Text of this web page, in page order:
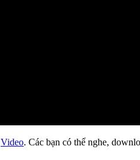
Video. Các bạn có thể nghe,